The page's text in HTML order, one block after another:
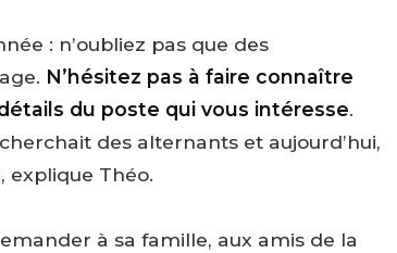
: n’oubliez pas que des
N’hésitez pas à faire connaître
du poste qui vous intéresse.
des alternants et aujourd’hui,
explique Théo.
à sa famille, aux amis de la